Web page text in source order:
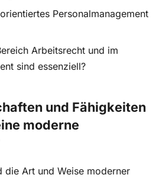
Personalmanagement
Arbeitsrecht und im
sind essenziell?
und Fähigkeiten
moderne
die Art und Weise moderner